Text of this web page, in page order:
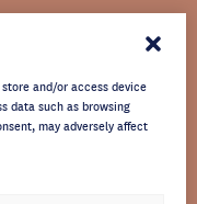
and/or access device
data such as browsing
may adversely affect